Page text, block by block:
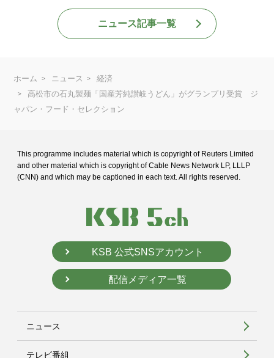
ニュース記事一覧
ホーム ニュース
経済
高松市の石丸製麺「国産芳純讃岐うどん」がグランプリ受賞 ジ
ャパン・フード・セレクション
This programme includes material which is copyright of Reuters Limited
and other material which is copyright of Cable News Network LP, LLLP
(CNN) and which may be captioned in each text. All rights reserved.
KSB 公式SNSアカウント
配信メディア一覧
ニュース
テレビ番組